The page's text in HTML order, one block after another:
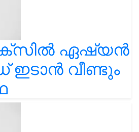
ഏഷ്യൻ
ഇടാൻ വീണ്ടും